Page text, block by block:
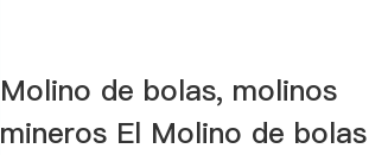
Molino de bolas, molinos
mineros El Molino de bolas